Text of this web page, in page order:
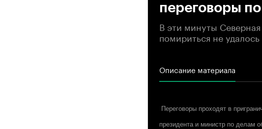
переговоры
В эти минуты
помириться не
Описание материала
Переговоры проходят в
президента и министр по делам